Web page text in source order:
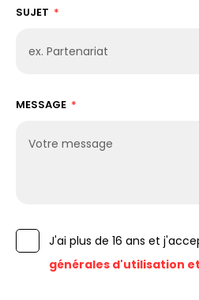
SUJET
MESSAGE
J'ai plus de 16 ans et
générales d'utilisation